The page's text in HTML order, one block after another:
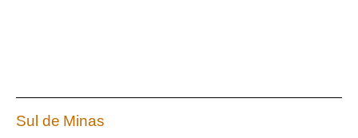
Sul de Minas